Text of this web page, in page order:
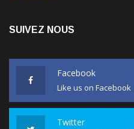
SUIVEZ NOUS
Facebook
Like us on Facebook
Twitter